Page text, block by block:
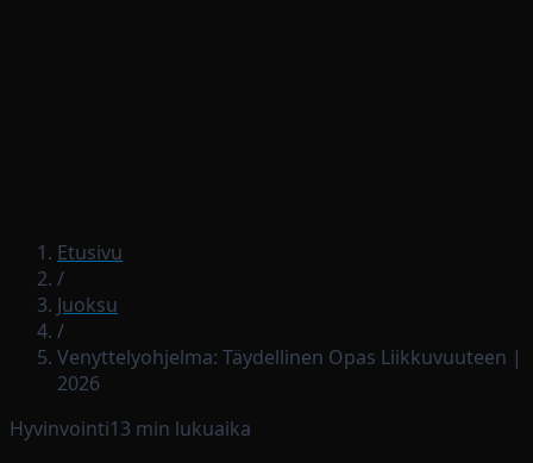
Etusivu
/
Juoksu
/
Venyttelyohjelma: Täydellinen Opas Liikkuvuuteen |
2026
Hyvinvointi13 min lukuaika